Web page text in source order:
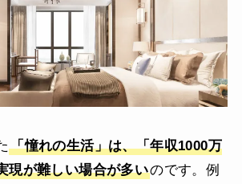
「憧れの生活」は、「年収1000万
現が難しい場合が多いのです。例